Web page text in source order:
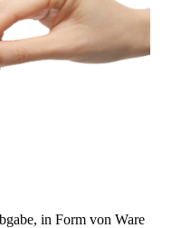
in Form von Ware